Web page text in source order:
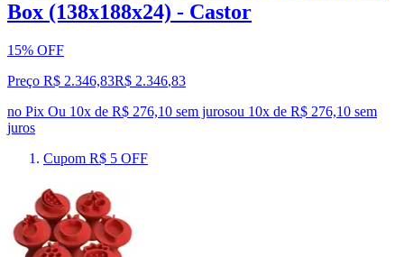
Box (138x188x24) - Castor
15% OFF
Preço R$ 2.346,83R$ 2.346,83
no Pix Ou 10x de R$ 276,10 sem jurosou 10x de R$ 276,10 sem
juros
Cupom R$ 5 OFF